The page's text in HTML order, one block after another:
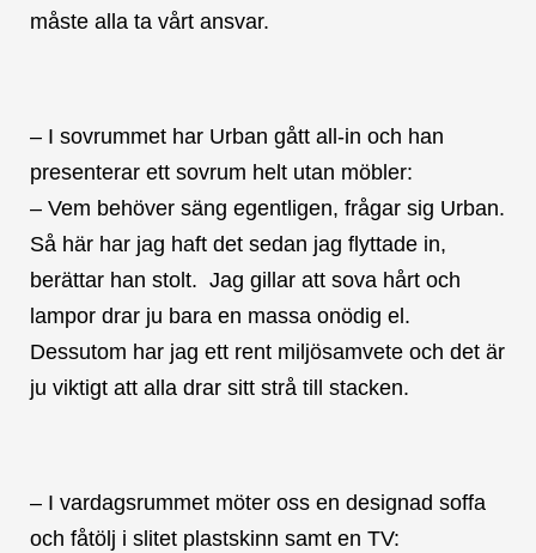
måste alla ta vårt ansvar.
– I sovrummet har Urban gått all-in och han
presenterar ett sovrum helt utan möbler:
– Vem behöver säng egentligen, frågar sig Urban.
Så här har jag haft det sedan jag flyttade in,
berättar han stolt. Jag gillar att sova hårt och
lampor drar ju bara en massa onödig el.
Dessutom har jag ett rent miljösamvete och det är
ju viktigt att alla drar sitt strå till stacken.
– I vardagsrummet möter oss en designad soffa
och fåtölj i slitet plastskinn samt en TV: